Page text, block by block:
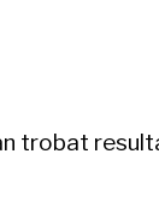
trobat